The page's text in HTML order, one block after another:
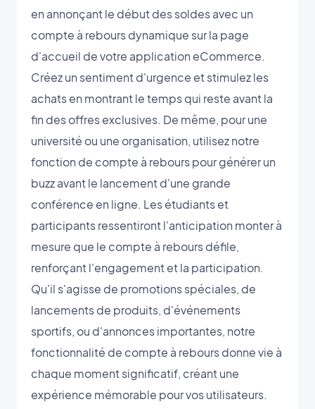
en annonçant le début des soldes avec un
compte à rebours dynamique sur la page
d'accueil de votre application eCommerce.
Créez un sentiment d'urgence et stimulez les
achats en montrant le temps qui reste avant la
fin des offres exclusives. De même, pour une
université ou une organisation, utilisez notre
fonction de compte à rebours pour générer un
buzz avant le lancement d'une grande
conférence en ligne. Les étudiants et
participants ressentiront l'anticipation monter à
mesure que le compte à rebours défile,
renforçant l'engagement et la participation.
Qu'il s'agisse de promotions spéciales, de
lancements de produits, d'événements
sportifs, ou d'annonces importantes, notre
fonctionnalité de compte à rebours donne vie à
chaque moment significatif, créant une
expérience mémorable pour vos utilisateurs.